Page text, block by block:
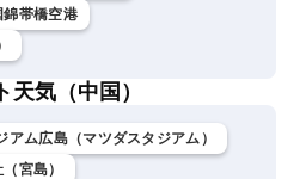
錦帯橋空港
気（中国）
ム広島（マツダスタジアム）
宮島）